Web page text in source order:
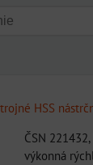
HSS
ČSN
výkonná